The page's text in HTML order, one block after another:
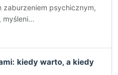
zaburzeniem psychicznym,
myśleni...
kiedy warto, a kiedy